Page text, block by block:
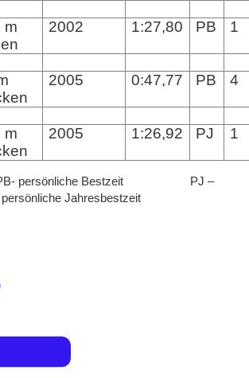
m
2002 1:27,80 PB 1
2005 0:47,77 PB 4
m
2005 1:26,92 PJ 1
Bestzeit PJ –
persönliche Jahresbestzeit